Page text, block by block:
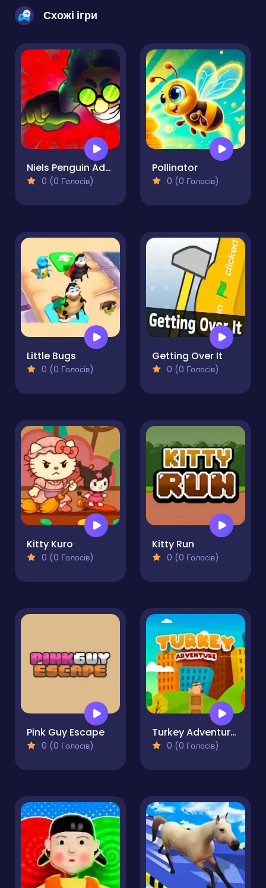
Схожі ігри
Niels Penguin Adventure
0 (0 Голосів)
Pollinator
0 (0 Голосів)
Little Bugs
0 (0 Голосів)
Getting Over It
0 (0 Голосів)
Kitty Kuro
0 (0 Голосів)
Kitty Run
0 (0 Голосів)
Pink Guy Escape
0 (0 Голосів)
Turkey Adventure Runner
0 (0 Голосів)